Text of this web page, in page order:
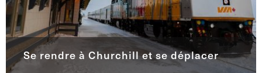
Se rendre à Churchill et se déplacer